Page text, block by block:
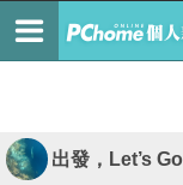
出發，Let’s Go